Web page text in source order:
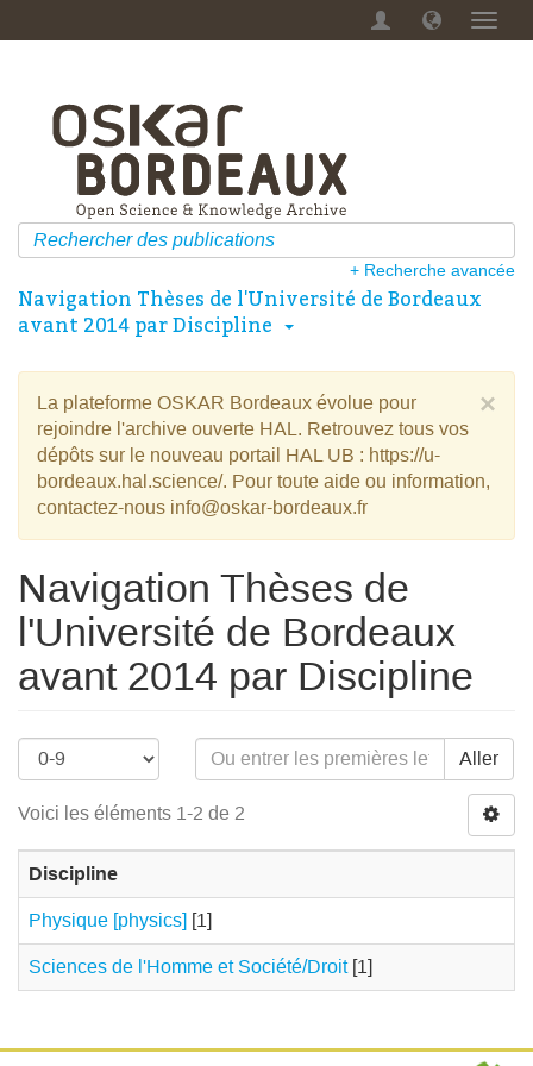
Menu
+ Recherche avancée
Navigation Thèses de l'Université de Bordeaux
avant 2014 par Discipline
×
La plateforme OSKAR Bordeaux évolue pour
rejoindre l'archive ouverte HAL. Retrouvez tous vos
dépôts sur le nouveau portail HAL UB : https://u-
bordeaux.hal.science/. Pour toute aide ou information,
contactez-nous info@oskar-bordeaux.fr
Navigation Thèses de
l'Université de Bordeaux
avant 2014 par Discipline
Aller
Voici les éléments 1-2 de 2
Discipline
Physique [physics] [1]
Sciences de l'Homme et Société/Droit[1]